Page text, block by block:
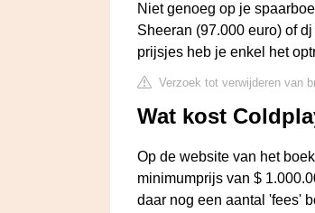
Niet genoeg op je
Sheeran (97.000 euro) of
prijsjes heb je enkel het
Verzoek tot verwijderen van
Wat kost
Op de website van het
minimumprijs van $
daar nog een aantal 'fees'